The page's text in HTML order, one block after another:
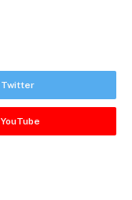
Twitter
YouTube